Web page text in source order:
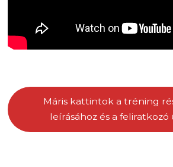
Máris kattintok a tréning
leírásához és a feliratkozó